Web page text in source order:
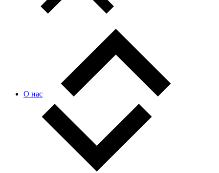
О нас